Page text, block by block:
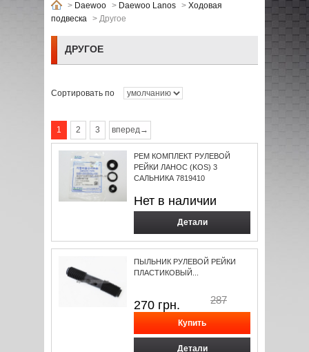
> Daewoo > Daewoo Lanos > Ходовая
подвеска > Другое
ДРУГОЕ
Сортировать по
1 2 3 вперед→
РЕМ КОМПЛЕКТ РУЛЕВОЙ
РЕЙКИ ЛАНОС (KOS) 3
САЛЬНИКА 7819410
Нет в наличии
Детали
ПЫЛЬНИК РУЛЕВОЙ РЕЙКИ
ПЛАСТИКОВЫЙ...
270 грн. 287
Детали